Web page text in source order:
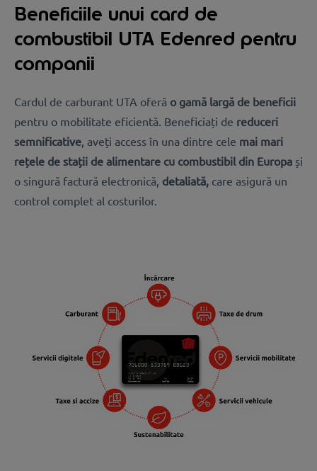
Beneficiile unui card de
combustibil UTA Edenred pentru
companii
Cardul de carburant UTA oferă o gamă largă de beneficii
pentru o mobilitate eficientă. Beneficiați de reduceri
semnificative , aveți access în una dintre cele mai mari
rețele de stații de alimentare cu combustibil din Europa și
o singură factură electronică, detaliată, care asigură un
control complet al costurilor.